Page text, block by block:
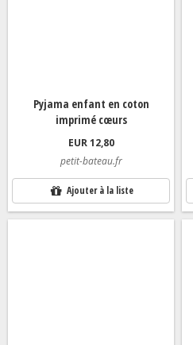
Pyjama enfant en coton
imprimé cœurs
EUR 12,80
petit-bateau.fr
Ajouter à la liste